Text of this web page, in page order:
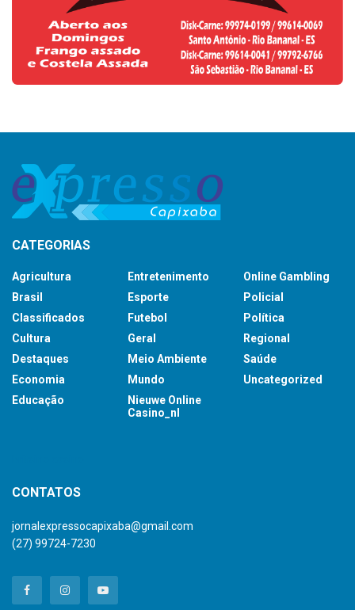
CATEGORIAS
Agricultura
Brasil
Classificados
Cultura
Destaques
Economia
Educação
Entretenimento
Esporte
Futebol
Geral
Meio Ambiente
Mundo
Nieuwe Online
Casino_nl
Online Gambling
Policial
Política
Regional
Saúde
Uncategorized
CONTATOS
jornalexpressocapixaba@gmail.com
(27) 99724-7230